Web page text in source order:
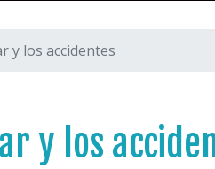
y los accidentes
y los